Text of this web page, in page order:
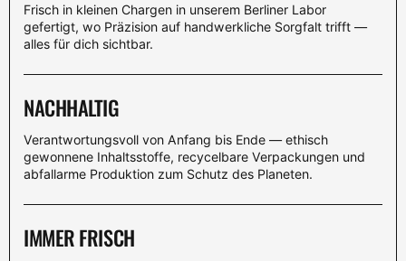
Frisch in kleinen Chargen in unserem Berliner Labor
gefertigt, wo Präzision auf handwerkliche Sorgfalt trifft —
alles für dich sichtbar.
NACHHALTIG
Verantwortungsvoll von Anfang bis Ende — ethisch
gewonnene Inhaltsstoffe, recycelbare Verpackungen und
abfallarme Produktion zum Schutz des Planeten.
IMMER FRISCH